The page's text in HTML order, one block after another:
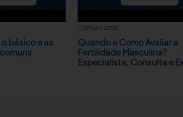
básico e as
1 semana atrás
Quando e Como Avaliar a
Fertilidade Masculina?
Especialista, Consulta e